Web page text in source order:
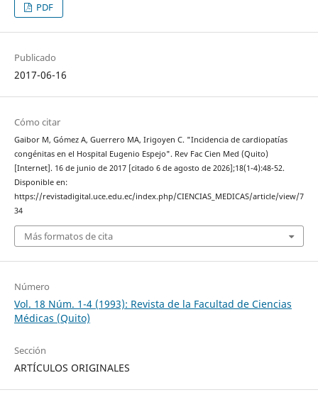
PDF
Publicado
2017-06-16
Cómo citar
Gaibor M, Gómez A, Guerrero MA, Irigoyen C. "Incidencia de cardiopatías
congénitas en el Hospital Eugenio Espejo". Rev Fac Cien Med (Quito)
[Internet]. 16 de junio de 2017 [citado 6 de agosto de 2026];18(1-4):48-52.
Disponible en:
https://revistadigital.uce.edu.ec/index.php/CIENCIAS_MEDICAS/article/view/7
34
Más formatos de cita
Número
Vol. 18 Núm. 1-4 (1993): Revista de la Facultad de Ciencias
Médicas (Quito)
Sección
ARTÍCULOS ORIGINALES